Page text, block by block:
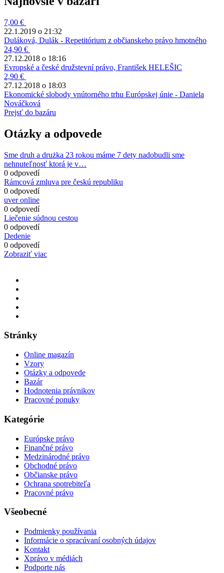
7,00 €
22.1.2019 o 21:32
Duláková, Dulák - Repetitórium z občianskeho právo hmotného
24,90 €
27.12.2018 o 18:16
Evropské a české družstevní právo, František HELEŠIC
2,90 €
27.12.2018 o 18:03
Ekonomické slobody vnútorného trhu Európskej únie - Daniela
Nováčková
Prejsť do bazáru
Otázky a odpovede
Sme druh a drużka 23 rokou máme 7 dety nadobudli sme
nehnuteľnosť ktorá je v…
0 odpovedí
Rámcová zmluva pre českú republiku
0 odpovedí
uver online
0 odpovedí
Liečenie súdnou cestou
0 odpovedí
Dedenie
0 odpovedí
Zobraziť viac
Stránky
Online magazín
Vzory
Otázky a odpovede
Bazár
Hodnotenia právnikov
Pracovné ponuky
Kategórie
Európske právo
Finančné právo
Medzinárodné právo
Obchodné právo
Občianske právo
Ochrana spotrebiteľa
Pracovné právo
Všeobecné
Podmienky používania
Informácie o spracúvaní osobných údajov
Kontakt
Xprávo v médiách
Podporte nás